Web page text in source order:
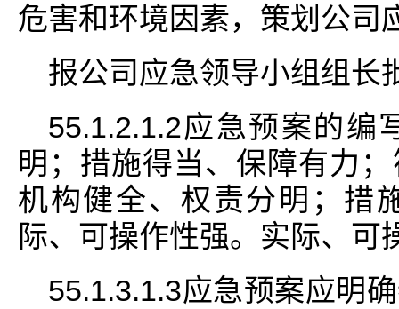
危害和环境因素，策划公司
报公司应急领导小组组长
55.1.2.1.2应急预案的编
明；措施得当、保障有力
机构健全、权责分明；措
际、可操作性强。实际、可
55.1.3.1.3应急预案应明